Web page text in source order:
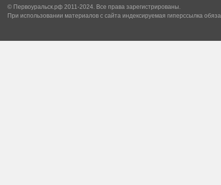
© Первоуральск.рф 2011-2024. Все права зарегистрированы.
При использовании материалов с сайта индексируемая гиперссылка